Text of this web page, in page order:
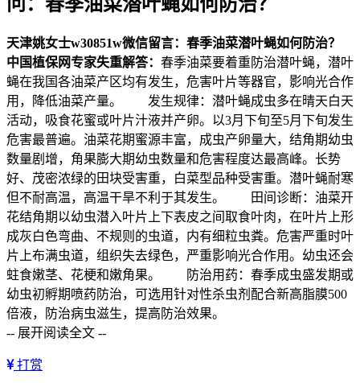
天津姚女士w30851w微信留言：春季油菜潜叶蝇如何防治？
中国植保网专家失重解答： 春季油菜要着重防治潜叶蝇，潜叶
蝇在我国各油菜产区均有发生，危害叶片等器官，影响光合作
用，降低油菜产量。 发生规律：潜叶蝇成虫多在晴天白天
活动，吸食花蜜或叶片汁液并产卵。以3月下旬至5月下旬发生
危害最普遍。油菜花期蜜源丰富，成虫产卵量大，结角期幼虫
数量剧增，角果膨大期幼虫数量和危害程度达最高峰。长势
好、茂密浓绿的田块受害重，白菜型品种受害重。潜叶蝇耐寒
但不耐高温，高温干旱不利于其发生。 田间诊断：油菜开
花结角期以幼虫潜入叶片上下表皮之间取食叶肉，在叶片上形
成灰白色弯曲、不规则的虫道，内有细粒虫粪。危害严重时叶
片上布满虫道，组织失去绿色，严重影响光合作用。幼虫还会
蛀食嫩茎、花梗和嫩角果。 防治用药：春季成虫盛发期或
幼虫初孵期喷药防治，可选用针对性杀虫剂配合新高脂膜500
倍液，防治病虫滋生，提高防治效果。
-- 展开阅读全文 --
打赏